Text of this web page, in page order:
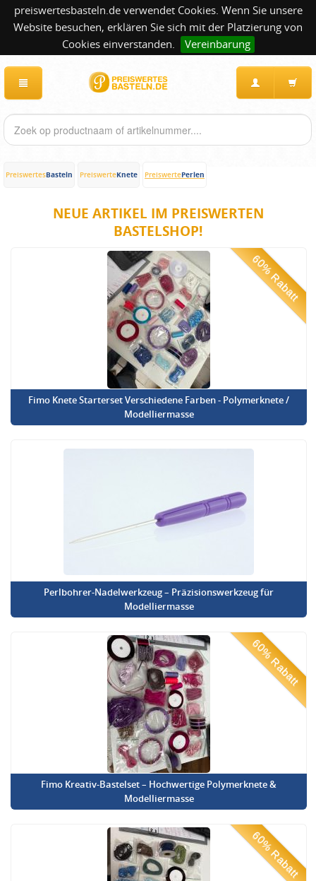
preiswertesbasteln.de verwendet Cookies. Wenn Sie unsere
Website besuchen, erklären Sie sich mit der Platzierung von
Cookies einverstanden.
Vereinbarung
PreiswertesBasteln PreiswerteKnete PreiswertePerlen
NEUE ARTIKEL IM PREISWERTEN
BASTELSHOP!
60% Rabatt
Fimo Knete Starterset Verschiedene Farben - Polymerknete /
Modelliermasse
Perlbohrer-Nadelwerkzeug – Präzisionswerkzeug für
Modelliermasse
60% Rabatt
Fimo Kreativ-Bastelset – Hochwertige Polymerknete &
Modelliermasse
60% Rabatt